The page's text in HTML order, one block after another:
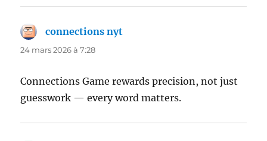
connections nyt
24 mars 2026 à 7:28
Connections Game rewards precision, not just
guesswork — every word matters.